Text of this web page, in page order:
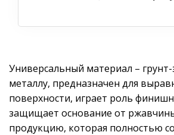
Универсальный материал –
металлу, предназначен для
поверхности, играет роль
защищает основание от
продукцию, которая полностью